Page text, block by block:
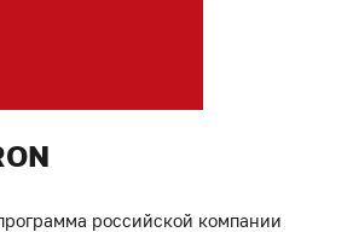
российской компании